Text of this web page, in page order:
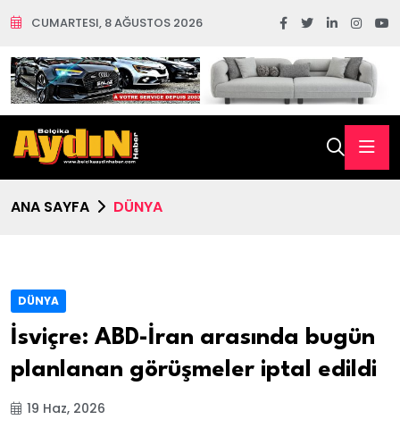
CUMARTESI, 8 AĞUSTOS 2026
ANA SAYFA DÜNYA
DÜNYA
İsviçre: ABD-İran arasında bugün
planlanan görüşmeler iptal edildi
19 Haz, 2026